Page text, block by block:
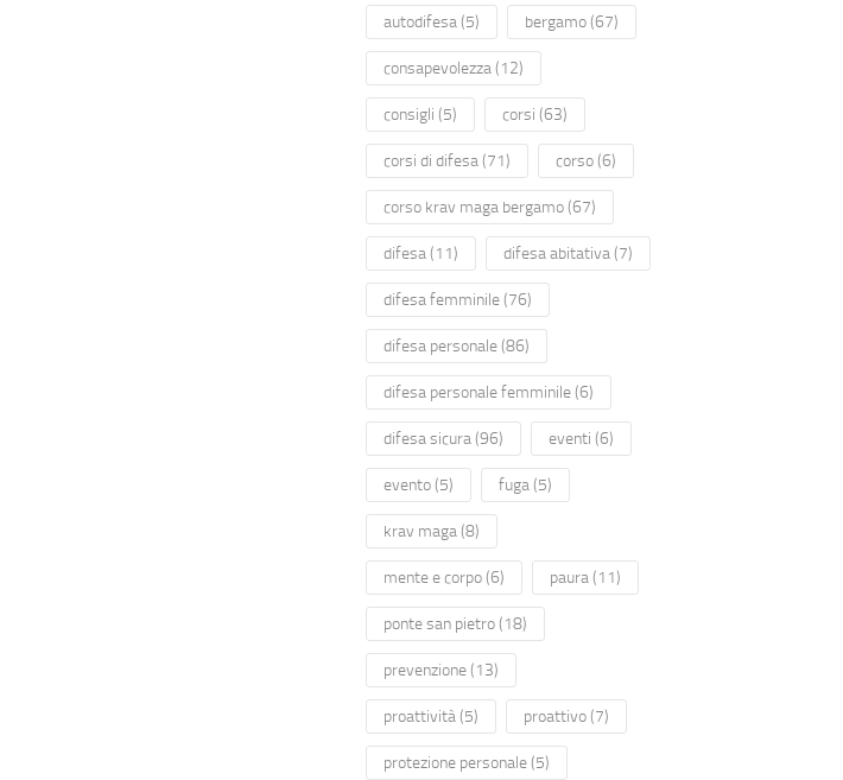
autodifesa (5) bergamo(67)
consapevolezza (12)
consigli (5) corsi (63)
corsi di difesa (71) corso(6)
corso krav maga bergamo(67)
difesa (11) difesa abitativa (7)
difesa femminile(76)
difesa personale(86)
difesa personale femminile(6)
difesa sicura (96) eventi (6)
evento(5) fuga (5)
krav maga (8)
mente e corpo(6) paura (11)
ponte san pietro(18)
prevenzione(13)
proattività (5) proattivo(7)
protezione personale(5)